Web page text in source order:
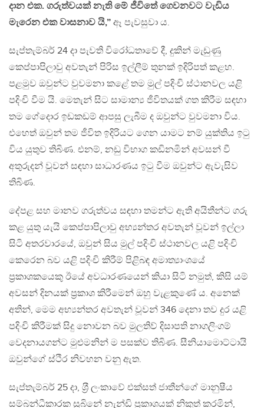
දාන එක. ගරුත්වයක් නැති මේ ජීවිතේ ගෙවනවට වැඩිය
මැරෙන එක වාසනාව යි,” ඈ පැවසුවා ය.
සැප්තැම්බර් 24 දා පැවති විරෝධතාවේ දී, දුකින් මැඩුණු
කෙප්පාපිලාවු අවතැන් පිරිස ඉල්ලීම් තුනක් ඉදිරිපත් කළහ.
පළමුව ඔවුන්ට වුවමනා කළේ තම මුල් පදිංචි ස්ථානවල යළි
පදිංචි වීම යි. මෙතැන් සිට සාමාන්‍ය ජීවිතයක් ගත කිරීම සඳහා
තම ගේදොර ඉඩකඩම් ආපසු ලැබීම ද ඔවුන්ට වුවමනා විය.
එහෙත් ඔවුන් තම ජීවිත ඉදිරියට ගෙන යාමට නම් යුක්තිය ඉටු
විය යුතුව තිබිණ. එනම්, නඩු විභාග කඩිනමින් අවසන් වී
අතුරුදන් වූවන් සඳහා සාධාරණය ඉටු වීම ඔවුන්ට ඇවැසිව
තිබිණ.
දේපළ සහ මානව ගරුත්වය සඳහා තමන්ට ඇති අයිතීන්ට ගරු
කළ යුතු යැයි කෙප්පාපිලාවු අභ්‍යන්තර අවතැන් වූවන් ඉල්ලා
සිටි අතරවාරයේ, ඔවුන් සිය මුල් පදිංචි ස්ථානවල යළි පදිංචි
කෙරෙන බව යළි පදිංචි කිරීම් පිළිබඳ අමාත්‍යාංශයේ
ප‍්‍රකාශකයෙකු ඊයේ අවධාරණයෙන් කියා සිටි නමුත්, කිසි යම්
අවසන් දිනයක් ප‍්‍රකාශ කිරීමෙන් ඔහු වැළකුණේ ය. අනෙක්
අතින්, මෙම අභ්‍යන්තර අවතැන් වූවන් 346 දෙනා තව දුර යළි
පදිංචි කිරීමක් සිදු නොවන බව මුලතිව් දිසාපති නාගලිංගම්
වෙදනායගන්ට මුළුමනින් ම පසක්ව තිබිණ. සීනියාමොට්ටායි
ඔවුන්ගේ ස්ථිර නිවහන වනු ඇත.
සැප්තැම්බර් 25 දා, ශ‍්‍රී ලංකාවේ එක්සත් ජාතීන්ගේ මානුෂීය
සම්බන්ධීකාරක සුබිනේ නැන්ඩි ප‍්‍රකාශයක් නිකුත් කරමින්,